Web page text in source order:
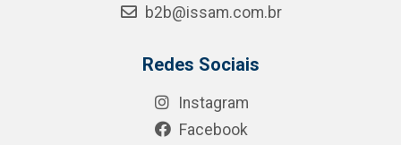
b2b@issam.com.br
Redes Sociais
Instagram
Facebook